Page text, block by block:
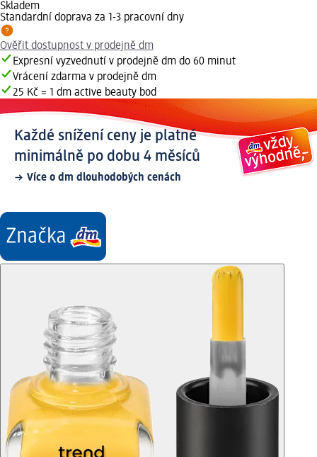
Skladem
Standardní doprava za 1-3 pracovní dny
Ověřit dostupnost v prodejně dm
Expresní vyzvednutí v prodejně dm do 60 minut
Vrácení zdarma v prodejně dm
25 Kč = 1 dm active beauty bod
Každé snížení ceny je platné
minimálně po dobu 4 měsíců
Více o dm dlouhodobých cenách